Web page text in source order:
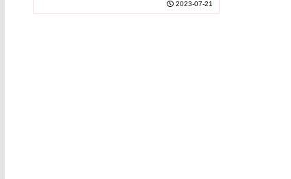
About Our Past and Future)
形成に関与する遺伝子を特定しました。これ...
2023-07-21